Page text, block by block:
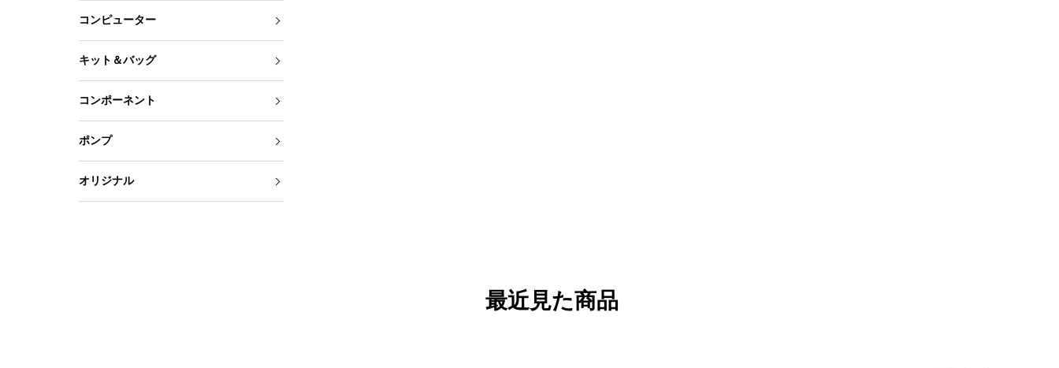
コンピューター
キット＆バッグ
コンポーネント
ポンプ
オリジナル
最近見た商品